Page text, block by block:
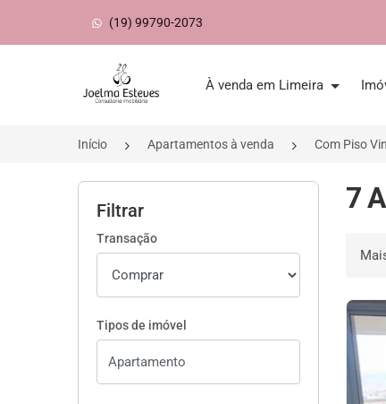
(19) 99790-2073
Página inicial
À venda em Limeira
Início Apartamentos à venda Com Piso
Filtrar
Transação
Tipos de imóvel
7